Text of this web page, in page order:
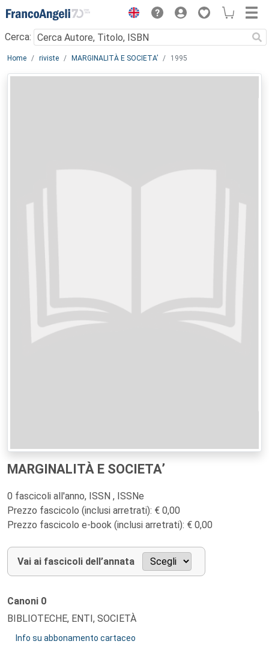
Menu
Cerca:
Main content
Home riviste MARGINALITÀ E SOCIETA’ 1995
MARGINALITÀ E SOCIETA’
0 fascicoli all'anno, ISSN , ISSNe
Prezzo fascicolo (inclusi arretrati): € 0,00
Prezzo fascicolo e-book (inclusi arretrati): € 0,00
Vai ai fascicoli dell’annata
Canoni 0
BIBLIOTECHE, ENTI, SOCIETÀ
Info su abbonamento cartaceo